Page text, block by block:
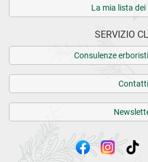
La mia lista
SERVIZIO
Consulenze
Contatti